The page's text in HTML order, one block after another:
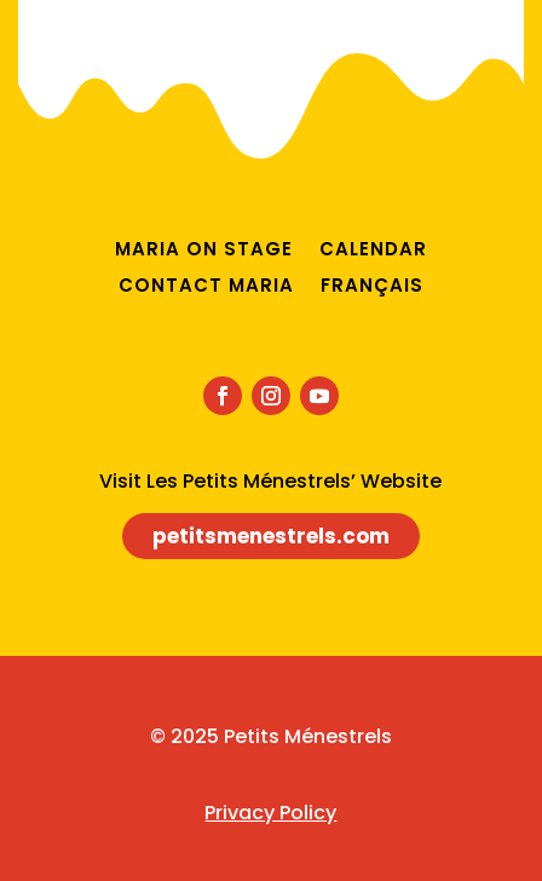
MARIA ON STAGE
CALENDAR
CONTACT MARIA
FRANÇAIS
Visit Les Petits Ménestrels’ Website
petitsmenestrels.com
© 2025 Petits Ménestrels
Privacy Policy